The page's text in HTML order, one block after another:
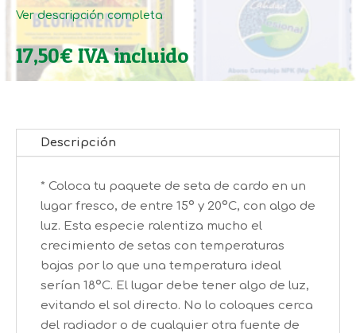
Ver descripción completa
17,50€ IVA incluido
Descripción
* Coloca tu paquete de seta de cardo en un
lugar fresco, de entre 15º y 20ºC, con algo de
luz. Esta especie ralentiza mucho el
crecimiento de setas con temperaturas
bajas por lo que una temperatura ideal
serían 18ºC. El lugar debe tener algo de luz,
evitando el sol directo. No lo coloques cerca
del radiador o de cualquier otra fuente de